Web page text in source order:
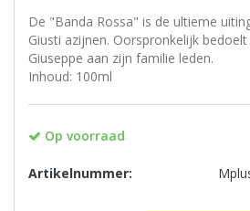
De "Banda Rossa" is de ultieme
Giusti azijnen. Oorspronkelijk
Giuseppe aan zijn familie leden.
Inhoud: 100ml
Op voorraad
Artikelnummer: